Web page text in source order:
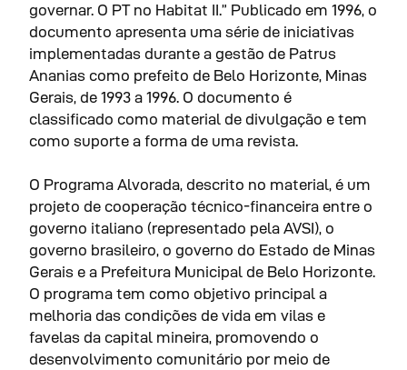
governar. O PT no Habitat II.” Publicado em 1996, o
documento apresenta uma série de iniciativas
implementadas durante a gestão de Patrus
Ananias como prefeito de Belo Horizonte, Minas
Gerais, de 1993 a 1996. O documento é
classificado como material de divulgação e tem
como suporte a forma de uma revista.
O Programa Alvorada, descrito no material, é um
projeto de cooperação técnico-financeira entre o
governo italiano (representado pela AVSI), o
governo brasileiro, o governo do Estado de Minas
Gerais e a Prefeitura Municipal de Belo Horizonte.
O programa tem como objetivo principal a
melhoria das condições de vida em vilas e
favelas da capital mineira, promovendo o
desenvolvimento comunitário por meio de